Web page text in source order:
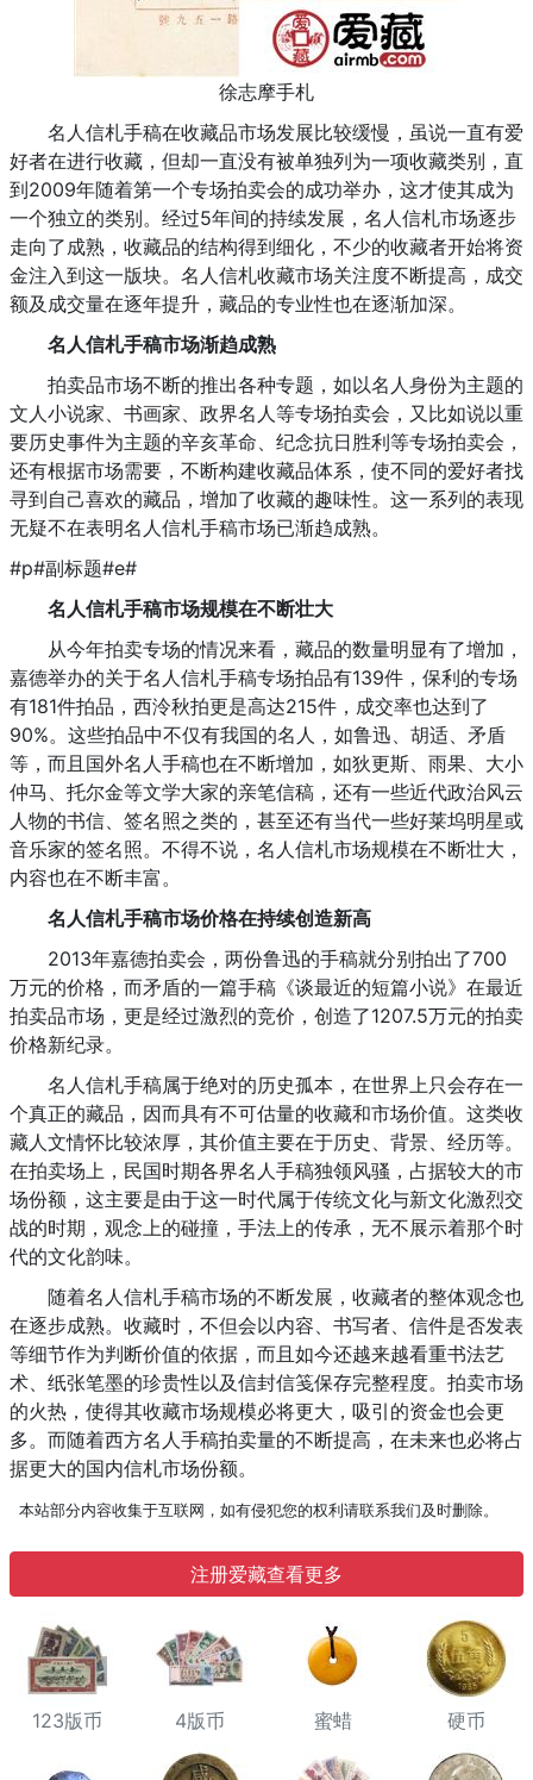
徐志摩手札
名人信札手稿在收藏品市场发展比较缓慢，虽说一直有爱
好者在进行收藏，但却一直没有被单独列为一项收藏类别，直
到2009年随着第一个专场拍卖会的成功举办，这才使其成为
一个独立的类别。经过5年间的持续发展，名人信札市场逐步
走向了成熟，收藏品的结构得到细化，不少的收藏者开始将资
金注入到这一版块。名人信札收藏市场关注度不断提高，成交
额及成交量在逐年提升，藏品的专业性也在逐渐加深。
名人信札手稿市场渐趋成熟
拍卖品市场不断的推出各种专题，如以名人身份为主题的
文人小说家、书画家、政界名人等专场拍卖会，又比如说以重
要历史事件为主题的辛亥革命、纪念抗日胜利等专场拍卖会，
还有根据市场需要，不断构建收藏品体系，使不同的爱好者找
寻到自己喜欢的藏品，增加了收藏的趣味性。这一系列的表现
无疑不在表明名人信札手稿市场已渐趋成熟。
#p#副标题#e#
名人信札手稿市场规模在不断壮大
从今年拍卖专场的情况来看，藏品的数量明显有了增加，
嘉德举办的关于名人信札手稿专场拍品有139件，保利的专场
有181件拍品，西泠秋拍更是高达215件，成交率也达到了
90%。这些拍品中不仅有我国的名人，如鲁迅、胡适、矛盾
等，而且国外名人手稿也在不断增加，如狄更斯、雨果、大小
仲马、托尔金等文学大家的亲笔信稿，还有一些近代政治风云
人物的书信、签名照之类的，甚至还有当代一些好莱坞明星或
音乐家的签名照。不得不说，名人信札市场规模在不断壮大，
内容也在不断丰富。
名人信札手稿市场价格在持续创造新高
2013年嘉德拍卖会，两份鲁迅的手稿就分别拍出了700
万元的价格，而矛盾的一篇手稿《谈最近的短篇小说》在最近
拍卖品市场，更是经过激烈的竞价，创造了1207.5万元的拍卖
价格新纪录。
名人信札手稿属于绝对的历史孤本，在世界上只会存在一
个真正的藏品，因而具有不可估量的收藏和市场价值。这类收
藏人文情怀比较浓厚，其价值主要在于历史、背景、经历等。
在拍卖场上，民国时期各界名人手稿独领风骚，占据较大的市
场份额，这主要是由于这一时代属于传统文化与新文化激烈交
战的时期，观念上的碰撞，手法上的传承，无不展示着那个时
代的文化韵味。
随着名人信札手稿市场的不断发展，收藏者的整体观念也
在逐步成熟。收藏时，不但会以内容、书写者、信件是否发表
等细节作为判断价值的依据，而且如今还越来越看重书法艺
术、纸张笔墨的珍贵性以及信封信笺保存完整程度。拍卖市场
的火热，使得其收藏市场规模必将更大，吸引的资金也会更
多。而随着西方名人手稿拍卖量的不断提高，在未来也必将占
据更大的国内信札市场份额。
本站部分内容收集于互联网，如有侵犯您的权利请联系我们及时删除。
注册爱藏查看更多
123版币 4版币 蜜蜡 硬币